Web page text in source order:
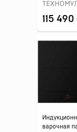
115 490
варочная